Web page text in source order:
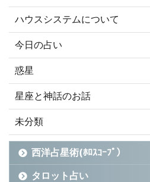
ハウスシステムについて
今日の占い
惑星
星座と神話のお話
未分類
西洋占星術(ﾎﾛｽｺｰﾌﾟ）
タロット占い